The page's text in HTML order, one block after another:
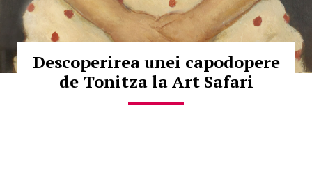
Descoperirea unei capodopere
de Tonitza la Art Safari